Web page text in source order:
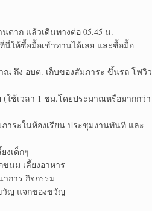
ตาก แล้วเดินทางต่อ 05.45 น.
ให้ซื้อมื้อเช้าทานได้เลย และซื้อมื้อ
ณ​ ถึง อบต. เก็บของสัมภาระ​ ขึ้นรถ โฟ​วิว​
(ใช้เวลา 1 ชม.โดยประมาณ​หรือมากกว่า
ภาระ​ในห้องเรียน ประชุมงานทันที และ
งเด็กๆ
ขนม เลี้ยงอาหาร
าการ​ กิจกรรม​
วัญ​ แจกของขวัญ